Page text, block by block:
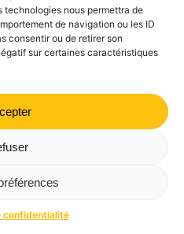
technologies nous permettra de
de navigation ou les ID
consentir ou de retirer son
sur certaines caractéristiques
confidentialité